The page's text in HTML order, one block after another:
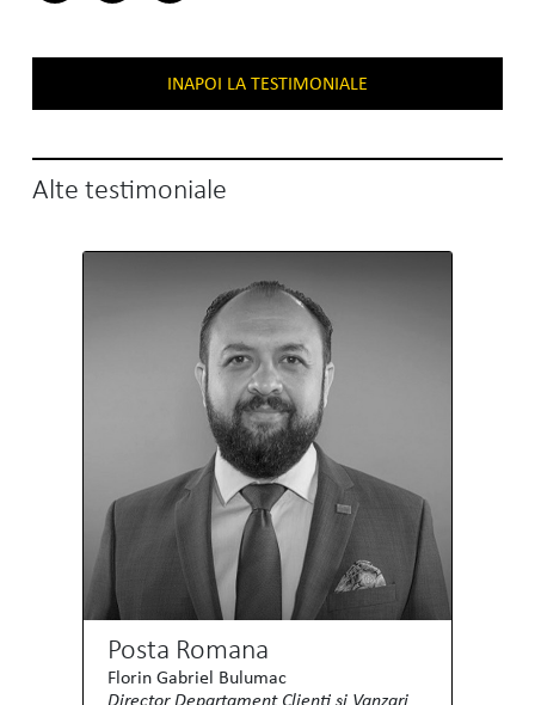
INAPOI LA TESTIMONIALE
Alte testimoniale
Posta Romana
Florin Gabriel Bulumac
Director Departament Clienti si Vanzari